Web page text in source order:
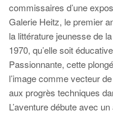
commissaires d’une
Galerie Heitz, le premier
la littérature jeunesse de
1970, qu’elle soit
Passionnante, cette
l’image comme vecteur
aux progrès techniques
L’aventure débute avec